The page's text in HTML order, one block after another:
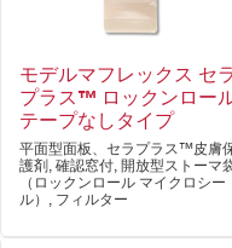
モデルマフレックス セ
プラス™ ロックンロー
テープなしタイプ
平面型面板、セラプラス™皮膚
護剤, 確認窓付, 開放型ストーマ
（ロックンロール マイクロシー
ル）, フィルター